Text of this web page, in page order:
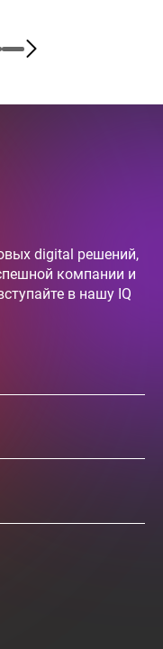
digital решений,
компании и
в нашу IQ